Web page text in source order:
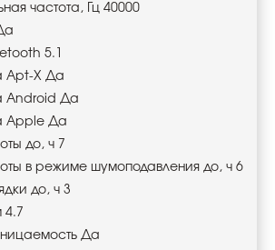
частота, Гц 40000
5.1
Apt-X Да
Android Да
Apple Да
до, ч 7
в режиме шумоподавления до, ч 6
до, ч 3
4.7
Да